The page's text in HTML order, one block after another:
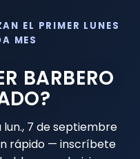
EL PRIMER LUNES
MES
BARBERO
lun., 7 de septiembre
rápido — inscríbete